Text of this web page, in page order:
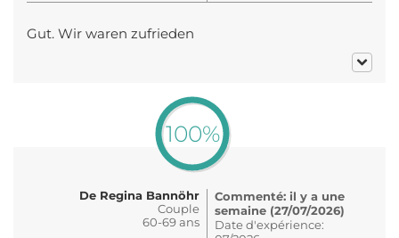
Gut. Wir waren zufrieden
100%
De Regina Bannöhr
Couple
60-69 ans
Commenté: il y a une
semaine (27/07/2026)
Date d'expérience: